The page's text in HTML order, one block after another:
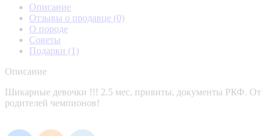
Описание
Отзывы о продавце (0)
О породе
Советы
Подарки (1)
Описание
Шикарные девочки !!! 2.5 мес, привиты, документы РКФ. От
родителей чемпионов!